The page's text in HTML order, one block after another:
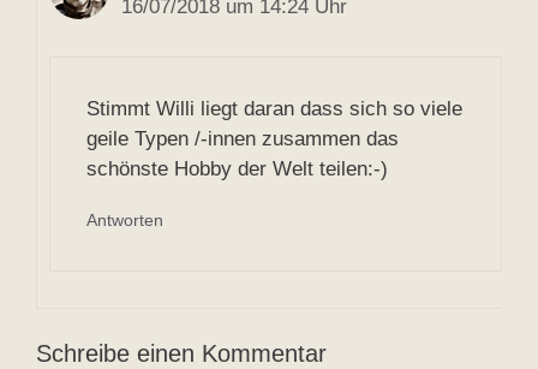
16/07/2018 um 14:24 Uhr
Stimmt Willi liegt daran dass sich so viele
geile Typen /-innen zusammen das
schönste Hobby der Welt teilen:-)
Antworten
Schreibe einen Kommentar